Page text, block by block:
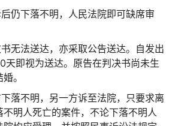
仍下落不明，人民法院即可缺席审
无法送达，亦采取公告送达。自发出
天即视为送达。原告在判决书尚未生
。
落不明，另一方诉至法院，只要求离
明人死亡的案件，不论下落不明人